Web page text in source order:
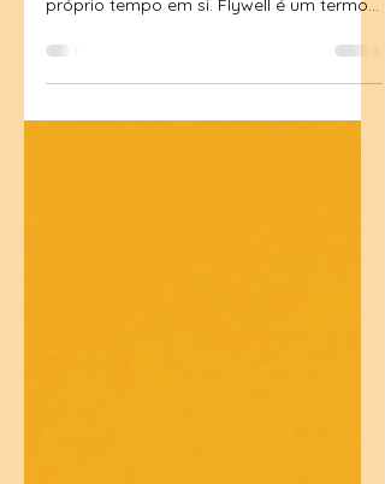
Impulsionar uma marca
próprio tempo em si. Flywell é um termo
aplicado à gestão de negócios. Um...